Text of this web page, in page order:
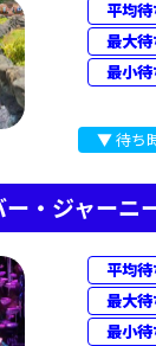
平均
最大
最小
▼ 待ち
・ジャーニ
平均
最大
最小